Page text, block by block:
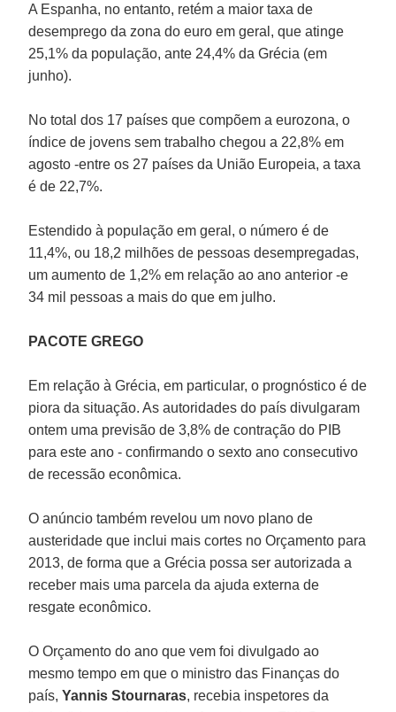
A Espanha, no entanto, retém a maior taxa de
desemprego da zona do euro em geral, que atinge
25,1% da população, ante 24,4% da Grécia (em
junho).
No total dos 17 países que compõem a eurozona, o
índice de jovens sem trabalho chegou a 22,8% em
agosto -entre os 27 países da União Europeia, a taxa
é de 22,7%.
Estendido à população em geral, o número é de
11,4%, ou 18,2 milhões de pessoas desempregadas,
um aumento de 1,2% em relação ao ano anterior -e
34 mil pessoas a mais do que em julho.
PACOTE GREGO
Em relação à Grécia, em particular, o prognóstico é de
piora da situação. As autoridades do país divulgaram
ontem uma previsão de 3,8% de contração do PIB
para este ano - confirmando o sexto ano consecutivo
de recessão econômica.
O anúncio também revelou um novo plano de
austeridade que inclui mais cortes no Orçamento para
2013, de forma que a Grécia possa ser autorizada a
receber mais uma parcela da ajuda externa de
resgate econômico.
O Orçamento do ano que vem foi divulgado ao
mesmo tempo em que o ministro das Finanças do
país,Yannis Stournaras, recebia inspetores da